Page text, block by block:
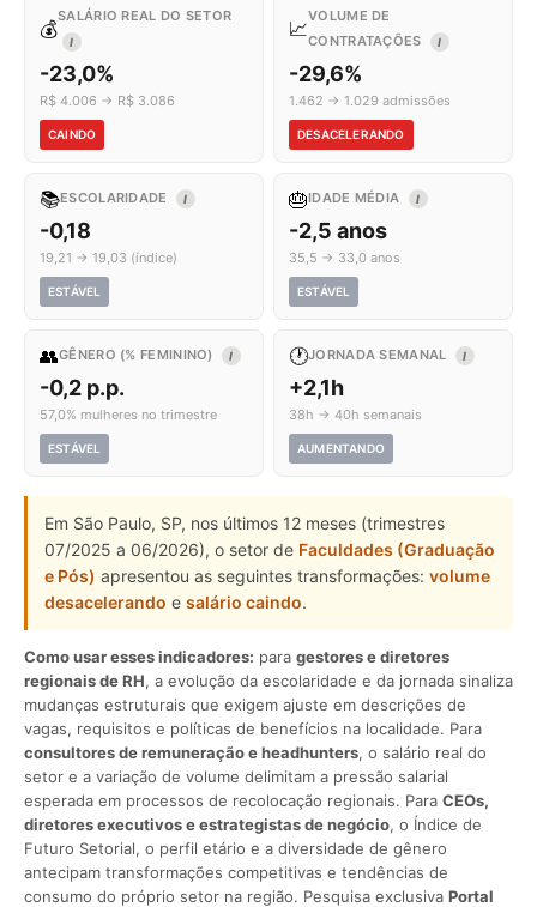
💰
SALÁRIO REAL DO SETOR
I
-23,0%
R$ 4.006 → R$ 3.086
CAINDO
📈
VOLUME DE
CONTRATAÇÕES
I
-29,6%
1.462 → 1.029 admissões
DESACELERANDO
📚ESCOLARIDADE I
-0,18
19,21 → 19,03 (índice)
ESTÁVEL
🎂IDADE MÉDIA I
-2,5 anos
35,5 → 33,0 anos
ESTÁVEL
👥GÊNERO (% FEMININO) I
-0,2 p.p.
57,0% mulheres no trimestre
ESTÁVEL
🕐JORNADA SEMANAL I
+2,1h
38h → 40h semanais
AUMENTANDO
Em São Paulo, SP, nos últimos 12 meses (trimestres
07/2025 a 06/2026), o setor de Faculdades (Graduação
e Pós) apresentou as seguintes transformações: volume
desacelerando e salário caindo.
Como usar esses indicadores: para gestores e diretores
regionais de RH, a evolução da escolaridade e da jornada sinaliza
mudanças estruturais que exigem ajuste em descrições de
vagas, requisitos e políticas de benefícios na localidade. Para
consultores de remuneração e headhunters, o salário real do
setor e a variação de volume delimitam a pressão salarial
esperada em processos de recolocação regionais. Para CEOs,
diretores executivos e estrategistas de negócio, o Índice de
Futuro Setorial, o perfil etário e a diversidade de gênero
antecipam transformações competitivas e tendências de
consumo do próprio setor na região. Pesquisa exclusiva Portal